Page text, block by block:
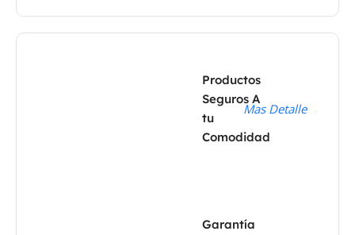
Productos
Seguros A
tu
Comodidad
Mas Detalle
Garantía